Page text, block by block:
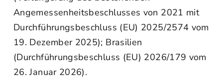
Angemessenheitsbeschlusses von 2021 mit
Durchführungsbeschluss (EU) 2025/2574 vom
19. Dezember 2025); Brasilien
(Durchführungsbeschluss (EU) 2026/179 vom
26. Januar 2026).